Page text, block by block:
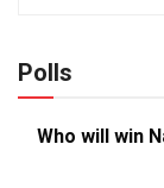
Polls
Who will win